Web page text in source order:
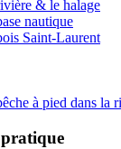
& le halage
nautique
Saint-Laurent
à pied dans la